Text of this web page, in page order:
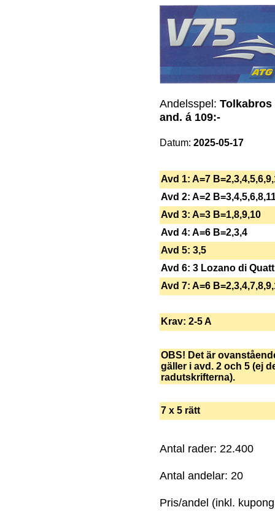
Andelsspel: Tolkabros
and. á 109:-
Datum: 2025-05-17
Avd 1: A=7
Avd 2: A=2
Avd 3: A=3 B=1,8,9,10
Avd 4: A=6 B=2,3,4
Avd 5: 3,5
Avd 6: 3 Lozano di
Avd 7: A=6
Krav: 2-5 A
OBS! Det är
gäller i avd. 2 och 5 (ej
radutskrifterna).
7 x 5 rätt
Antal rader: 22.400
Antal andelar: 20
Pris/andel (inkl.